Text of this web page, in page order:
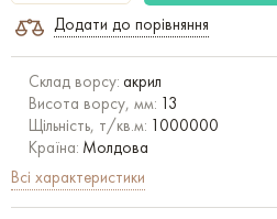
Додати до порівняння
Склад ворсу: акрил
Висота ворсу, мм: 13
Щільність, т/кв.м: 1000000
Країна: Молдова
Всі характеристики